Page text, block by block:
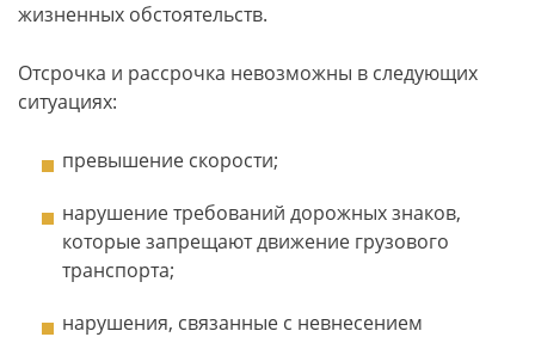
жизненных обстоятельств.
Отсрочка и рассрочка невозможны в следующих
ситуациях:
превышение скорости;
нарушение требований дорожных знаков,
которые запрещают движение грузового
транспорта;
нарушения, связанные с невнесением